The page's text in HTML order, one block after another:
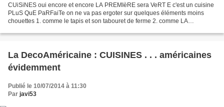
CUiSiNES oui encore et encore LA PREMIèRE sera VeRT E c'est un cuisine
PLuS QuE PaRFaiTe on ne va pas ergoter sur quelques éléments moins
chouettes 1. comme le tapis et son tabouret de ferme 2. comme LA
La DecoAméricaine : CUISINES . . . américaines
évidemment
Publié le 10/07/2014 à 11:30
Par javi53